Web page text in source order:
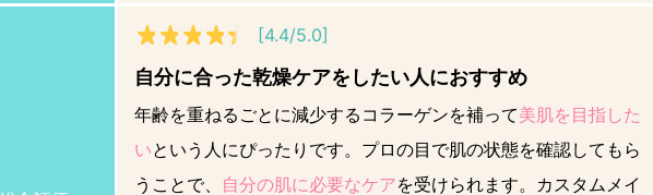
[4.4/5.0]
自分に合った乾燥ケアをしたい人におすすめ
年齢を重ねるごとに減少するコラーゲンを補って美肌を目指した
いという人にぴったりです。プロの目で肌の状態を確認してもら
うことで、 自分の肌に必要なケアを受けられます。カスタムメイ